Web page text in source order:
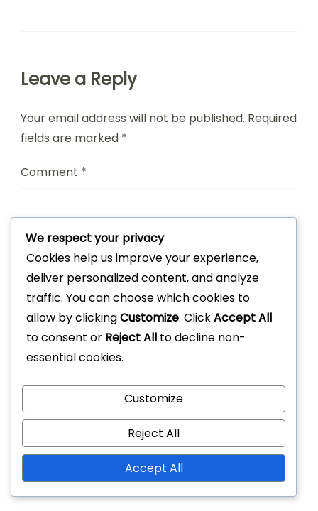
Leave a Reply
Your email address will not be published. Required
fields are marked *
Comment *
Name *
Website
We respect your privacy
Cookies help us improve your experience,
deliver personalized content, and analyze
traffic. You can choose which cookies to
allow by clickingCustomize. ClickAccept All
to consent or Reject All to decline non-
essential cookies.
Customize
Reject All
Accept All